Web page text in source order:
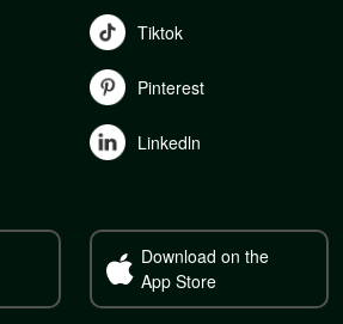
Tiktok
Pinterest
Linkedln
Download on the
App Store